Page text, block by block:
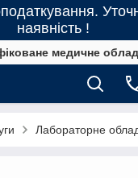
наявність !
медичне
Лабораторне